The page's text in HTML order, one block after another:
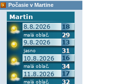
Počasie v Martine